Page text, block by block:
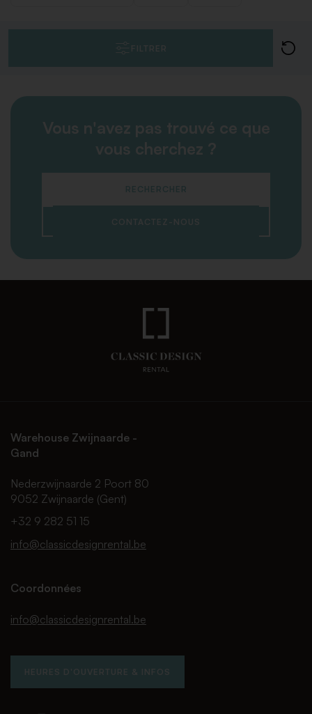
FILTRER
Vous n'avez pas trouvé ce que
vous cherchez ?
RECHERCHER
CONTACTEZ-NOUS
Warehouse Zwijnaarde -
Gand
Nederzwijnaarde 2 Poort 80
9052 Zwijnaarde (Gent)
+32 9 282 51 15
info@classicdesignrental.be
Coordonnées
info@classicdesignrental.be
HEURES D'OUVERTURE & INFOS